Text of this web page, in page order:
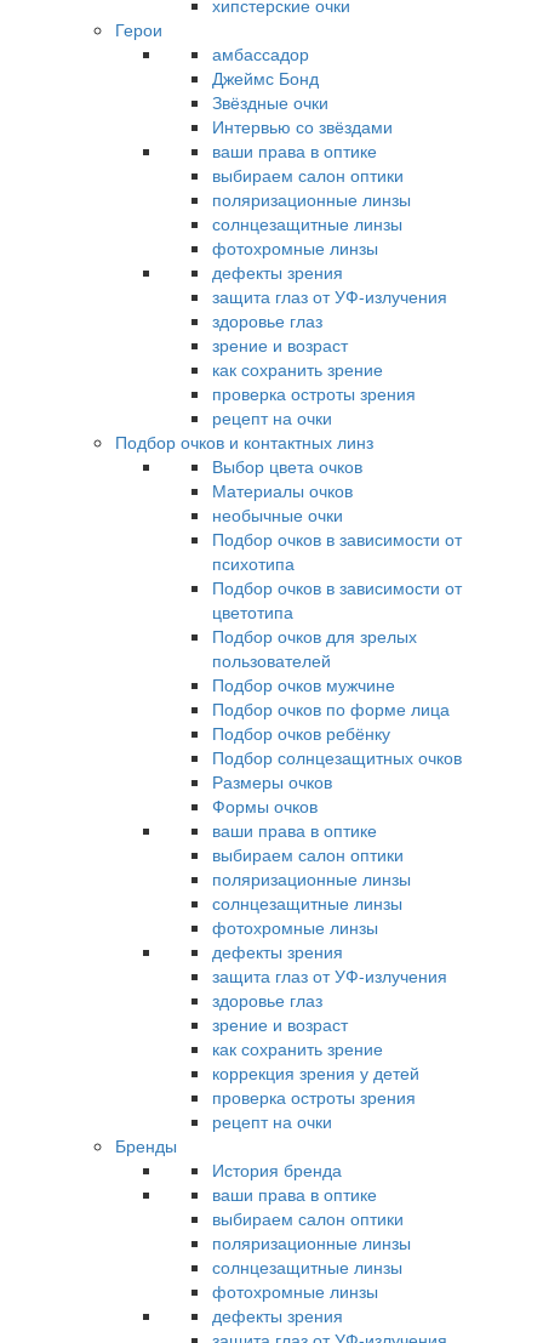
хипстерские очки
Герои
амбассадор
Джеймс Бонд
Звёздные очки
Интервью со звёздами
ваши права в оптике
выбираем салон оптики
поляризационные линзы
солнцезащитные линзы
фотохромные линзы
дефекты зрения
защита глаз от УФ-излучения
здоровье глаз
зрение и возраст
как сохранить зрение
проверка остроты зрения
рецепт на очки
Подбор очков и контактных линз
Выбор цвета очков
Материалы очков
необычные очки
Подбор очков в зависимости от
психотипа
Подбор очков в зависимости от
цветотипа
Подбор очков для зрелых
пользователей
Подбор очков мужчине
Подбор очков по форме лица
Подбор очков ребёнку
Подбор солнцезащитных очков
Размеры очков
Формы очков
ваши права в оптике
выбираем салон оптики
поляризационные линзы
солнцезащитные линзы
фотохромные линзы
дефекты зрения
защита глаз от УФ-излучения
здоровье глаз
зрение и возраст
как сохранить зрение
коррекция зрения у детей
проверка остроты зрения
рецепт на очки
Бренды
История бренда
ваши права в оптике
выбираем салон оптики
поляризационные линзы
солнцезащитные линзы
фотохромные линзы
дефекты зрения